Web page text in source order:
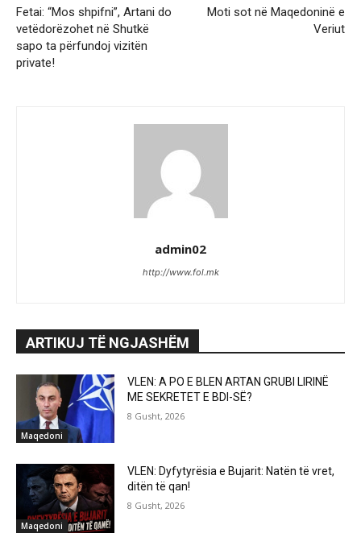
Fetai: “Mos shpifni”, Artani do
vetëdorëzohet në Shutkë
sapo ta përfundoj vizitën
private!
Moti sot në Maqedoninë e
Veriut
admin02
http://www.fol.mk
ARTIKUJ TË NGJASHËM
Maqedoni
VLEN: A PO E BLEN ARTAN GRUBI LIRINË
ME SEKRETET E BDI-SË?
8 Gusht, 2026
Maqedoni
VLEN: Dyfytyrësia e Bujarit: Natën të vret,
ditën të qan!
8 Gusht, 2026